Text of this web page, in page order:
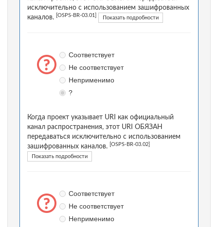
исключительно с использованием зашифрованных
каналов.
[OSPS-BR-03.01] Показать подробности
Соответствует
Не соответствует
Неприменимо
?
Когда проект указывает URI как официальный
канал распространения, этот URI ОБЯЗАН
передаваться исключительно с использованием
зашифрованных каналов.
[OSPS-BR-03.02]
Показать подробности
Соответствует
Не соответствует
Неприменимо